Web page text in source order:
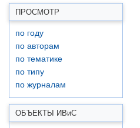
ПРОСМОТР
по году
по авторам
по тематике
по типу
по журналам
ОБЪЕКТЫ ИВиС